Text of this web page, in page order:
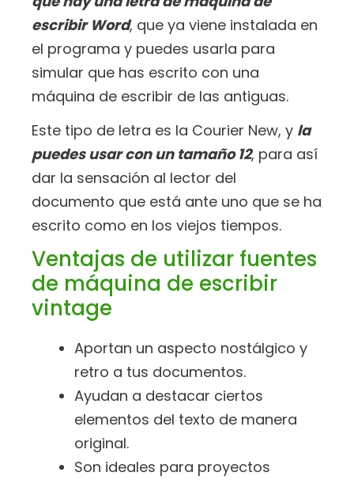
escribir Word, que ya viene instalada en
el programa y puedes usarla para
simular que has escrito con una
máquina de escribir de las antiguas.
Este tipo de letra es la Courier New, y la
puedes usar con un tamaño 12, para así
dar la sensación al lector del
documento que está ante uno que se ha
escrito como en los viejos tiempos.
Ventajas de utilizar fuentes
de máquina de escribir
vintage
Aportan un aspecto nostálgico y
retro a tus documentos.
Ayudan a destacar ciertos
elementos del texto de manera
original.
Son ideales para proyectos